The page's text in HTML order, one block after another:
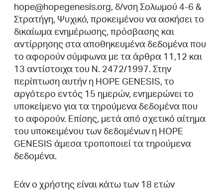
hope@hopegenesis.org, δ/νση Σολωμού 4-6 &
Στρατήγη, Ψυχικό, προκειμένου να ασκήσει το
δικαίωμα ενημέρωσης, πρόσβασης και
αντίρρησης στα αποθηκευμένα δεδομένα που
το αφορούν σύμφωνα με τα άρθρα 11,12 και
13 αντίστοιχα του Ν. 2472/1997. Στην
περίπτωση αυτήν η HOPE GENESIS, το
αργότερο εντός 15 ημερών, ενημερώνει το
υποκείμενο για τα τηρούμενα δεδομένα που
το αφορούν. Επίσης, μετά από σχετικό αίτημα
του υποκειμένου των δεδομένων η HOPE
GENESIS άμεσα τροποποιεί τα τηρούμενα
δεδομένα.
Εάν ο χρήστης είναι κάτω των 18 ετών